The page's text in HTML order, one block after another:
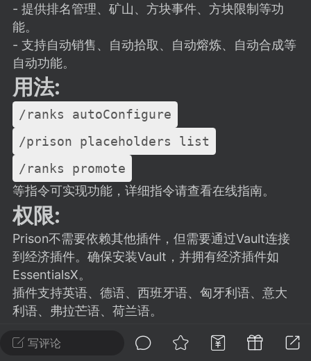
潮涌核心
永久赞助者
11-27 02:06
议贴】SodaMC 的改进与建议 🧃
社区的建议&反馈板块，欢迎每
在这里畅所欲言，提出你对 社区功能、
、管理方式等方面 的任何想法！...
11 5.9k
潮涌核心
24 23:37
电脑端 整合包分享
主页反馈贴
反馈你遇到的问题 以及 你期望的功能等
不方便可尝试通过邮箱与作者进行反馈
写评论
- 提供排名管理、矿山、方块事件、方块限制等功
能。
- 支持自动销售、自动拾取、自动熔炼、自动合成等
自动功能。
用法:
/ranks autoConfigure
/prison placeholders list
/ranks promote
等指令可实现功能，详细指令请查看在线指南。
权限:
Prison不需要依赖其他插件，但需要通过Vault连接
到经济插件。确保安装Vault，并拥有经济插件如
EssentialsX。
插件支持英语、德语、西班牙语、匈牙利语、意大
利语、弗拉芒语、荷兰语。